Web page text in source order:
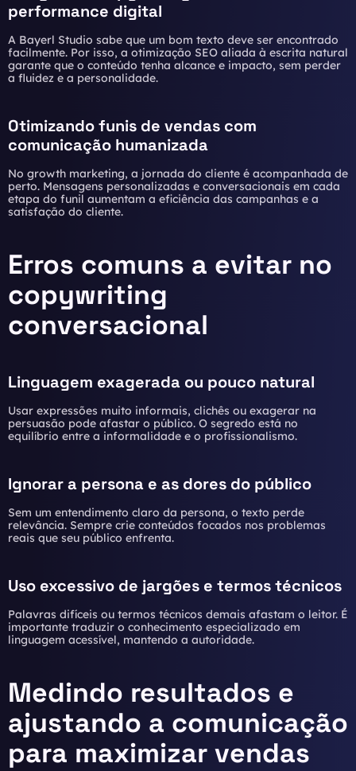
performance digital
A Bayerl Studio sabe que um bom texto deve ser encontrado
facilmente. Por isso, a otimização SEO aliada à escrita natural
garante que o conteúdo tenha alcance e impacto, sem perder
a fluidez e a personalidade.
Otimizando funis de vendas com
comunicação humanizada
No growth marketing, a jornada do cliente é acompanhada de
perto. Mensagens personalizadas e conversacionais em cada
etapa do funil aumentam a eficiência das campanhas e a
satisfação do cliente.
Erros comuns a evitar no
copywriting
conversacional
Linguagem exagerada ou pouco natural
Usar expressões muito informais, clichês ou exagerar na
persuasão pode afastar o público. O segredo está no
equilíbrio entre a informalidade e o profissionalismo.
Ignorar a persona e as dores do público
Sem um entendimento claro da persona, o texto perde
relevância. Sempre crie conteúdos focados nos problemas
reais que seu público enfrenta.
Uso excessivo de jargões e termos técnicos
Palavras difíceis ou termos técnicos demais afastam o leitor. É
importante traduzir o conhecimento especializado em
linguagem acessível, mantendo a autoridade.
Medindo resultados e
ajustando a comunicação
para maximizar vendas